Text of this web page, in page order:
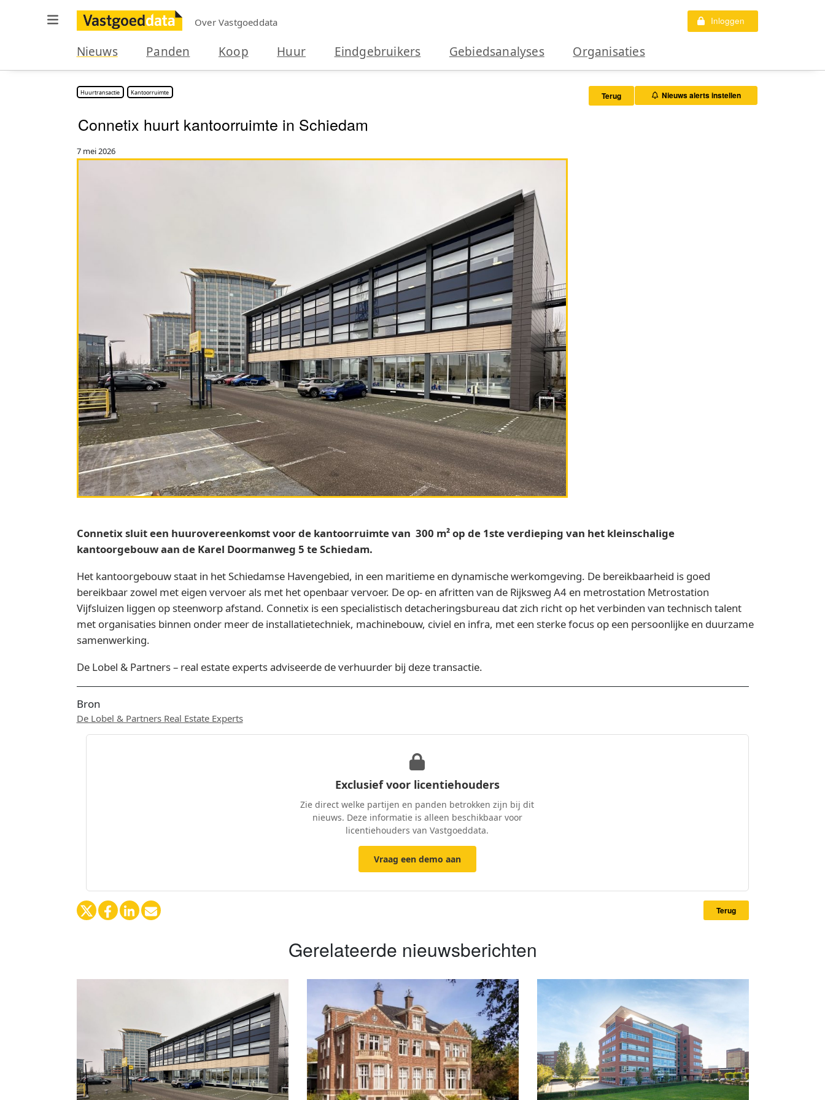
Over Vastgoeddata Inloggen
Nieuws Panden Koop Huur Eindgebruikers Gebiedsanalyses Organisaties
Huurtransactie Kantoorruimte Terug Nieuws alerts instellen
Connetix huurt kantoorruimte in Schiedam
7 mei 2026
Connetix sluit een huurovereenkomst voor de kantoorruimte van 300 m² op de 1ste verdieping van het kleinschalige
kantoorgebouw aan de Karel Doormanweg 5 te Schiedam.
Het kantoorgebouw staat in het Schiedamse Havengebied, in een maritieme en dynamische werkomgeving. De bereikbaarheid is goed
bereikbaar zowel met eigen vervoer als met het openbaar vervoer. De op- en afritten van de Rijksweg A4 en metrostation Metrostation
Vijfsluizen liggen op steenworp afstand. Connetix is een specialistisch detacheringsbureau dat zich richt op het verbinden van technisch talent
met organisaties binnen onder meer de installatietechniek, machinebouw, civiel en infra, met een sterke focus op een persoonlijke en duurzame
samenwerking.
De Lobel & Partners – real estate experts adviseerde de verhuurder bij deze transactie.
Bron
De Lobel & Partners Real Estate Experts
Exclusief voor licentiehouders
Zie direct welke partijen en panden betrokken zijn bij dit
nieuws. Deze informatie is alleen beschikbaar voor
licentiehouders van Vastgoeddata.
Vraag een demo aan
Terug
Gerelateerde nieuwsberichten